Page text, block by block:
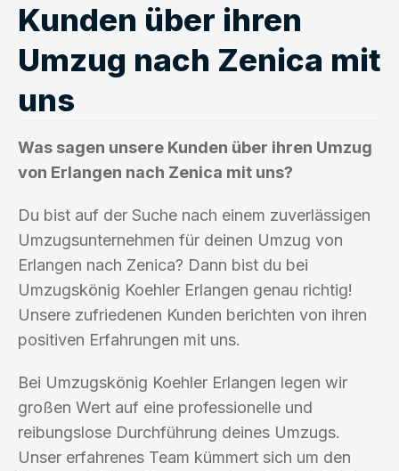
Kunden über ihren
Umzug nach Zenica mit
uns
Was sagen unsere Kunden über ihren Umzug
von Erlangen nach Zenica mit uns?
Du bist auf der Suche nach einem zuverlässigen
Umzugsunternehmen für deinen Umzug von
Erlangen nach Zenica? Dann bist du bei
Umzugskönig Koehler Erlangen genau richtig!
Unsere zufriedenen Kunden berichten von ihren
positiven Erfahrungen mit uns.
Bei Umzugskönig Koehler Erlangen legen wir
großen Wert auf eine professionelle und
reibungslose Durchführung deines Umzugs.
Unser erfahrenes Team kümmert sich um den